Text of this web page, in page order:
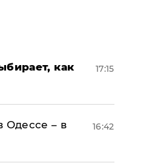
как
17:15
Одессе – в
16:42